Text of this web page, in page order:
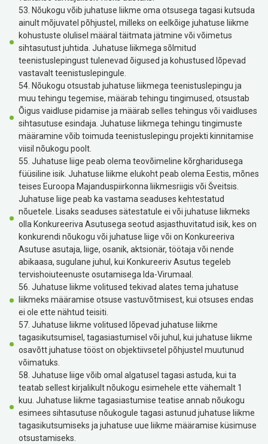
53. Nõukogu võib juhatuse liikme oma otsusega tagasi kutsuda
ainult mõjuvatel põhjustel, milleks on eelkõige juhatuse liikme
kohustuste olulisel määral täitmata jätmine või võimetus
sihtasutust juhtida. Juhatuse liikmega sõlmitud
teenistuslepingust tulenevad õigused ja kohustused lõpevad
vastavalt teenistuslepingule.
54. Nõukogu otsustab juhatuse liikmega teenistuslepingu ja
muu tehingu tegemise, määrab tehingu tingimused, otsustab
Õigus vaidluse pidamise ja määrab selles tehingus või vaidluses
sihtasutuse esindaja. Juhatuse liikmega tehingu tingimuste
määramine võib toimuda teenistuslepingu projekti kinnitamise
viisil nõukogu poolt.
55. Juhatuse liige peab olema teovõimeline kõrgharidusega
füüsiline isik. Juhatuse liikme elukoht peab olema Eestis, mõnes
teises Euroopa Majanduspiirkonna liikmesriigis või Šveitsis.
Juhatuse liige peab ka vastama seaduses kehtestatud
nõuetele. Lisaks seaduses sätestatule ei või juhatuse liikmeks
olla Konkureeriva Asutusega seotud asjasthuvitatud isik, kes on
konkurendi nõukogu või juhatuse liige või on Konkureeriva
Asutuse asutaja, liige, osanik, aktsionär, töötaja või nende
abikaasa, sugulane juhul, kui Konkureeriv Asutus tegeleb
tervishoiuteenuste osutamisega Ida-Virumaal.
56. Juhatuse liikme volitused tekivad alates tema juhatuse
liikmeks määramise otsuse vastuvõtmisest, kui otsuses endas
ei ole ette nähtud teisiti.
57. Juhatuse liikme volitused lõpevad juhatuse liikme
tagasikutsumisel, tagasiastumisel või juhul, kui juhatuse liikme
osavõtt juhatuse tööst on objektiivsetel põhjustel muutunud
võimatuks.
58. Juhatuse liige võib omal algatusel tagasi astuda, kui ta
teatab sellest kirjalikult nõukogu esimehele ette vähemalt 1
kuu. Juhatuse liikme tagasiastumise teatise annab nõukogu
esimees sihtasutuse nõukogule tagasi astunud juhatuse liikme
tagasikutsumiseks ja juhatuse uue liikme määramise küsimuse
otsustamiseks.